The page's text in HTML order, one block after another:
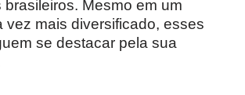
Mesmo em um
vez mais diversificado, esses
se destacar pela sua